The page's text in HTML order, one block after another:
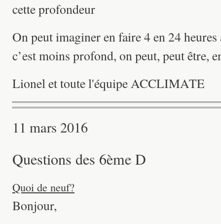
cette profondeur
On peut imaginer en faire 4 en 24
c’est moins profond, on peut, peut être,
Lionel et toute l'équipe ACCLIMATE
11 mars 2016
Questions des 6ème D
Quoi de neuf?
Bonjour,